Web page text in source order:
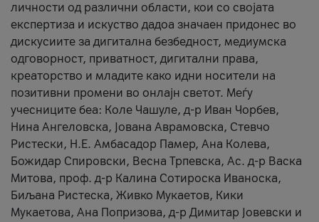
личности од различни области, кои со својата
експертиза и искуство дадоа значаен придонес во
дискусиите за дигитална безбедност, медиумска
одговорност, приватност, дигитални права,
креаторство и младите како идни носители на
позитивни промени во онлајн светот. Меѓу
учесниците беа: Коле Чашуле, д-р Иван Чорбев,
Нина Ангеловска, Јована Аврамовска, Стевчо
Ристески, Н.Е. Амбасадор Памер, Ана Колева,
Божидар Спировски, Весна Трпевска, Ас. д-р Васка
Митова, проф. д-р Калина Сотироска Иваноска,
Биљана Ристеска, Живко Мукаетов, Кики
Мукаетова, Ана Попризова, д-р Димитар Јовевски и